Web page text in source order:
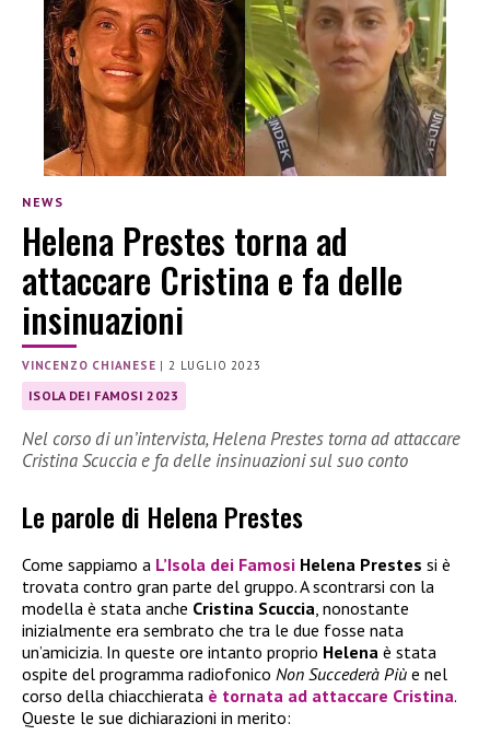
NEWS
Helena Prestes torna ad
attaccare Cristina e fa delle
insinuazioni
VINCENZO CHIANESE | 2 LUGLIO 2023
ISOLA DEI FAMOSI 2023
Nel corso di un’intervista, Helena Prestes torna ad attaccare
Cristina Scuccia e fa delle insinuazioni sul suo conto
Le parole di Helena Prestes
Come sappiamo a L’Isola dei Famosi Helena Prestes si è
trovata contro gran parte del gruppo. A scontrarsi con la
modella è stata anche Cristina Scuccia , nonostante
inizialmente era sembrato che tra le due fosse nata
un’amicizia. In queste ore intanto proprio Helena è stata
ospite del programma radiofonico Non Succederà Più e nel
corso della chiacchierata è tornata ad attaccare Cristina.
Queste le sue dichiarazioni in merito: